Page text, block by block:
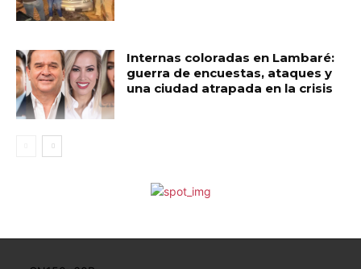
Internas coloradas en Lambaré:
guerra de encuestas, ataques y
una ciudad atrapada en la crisis